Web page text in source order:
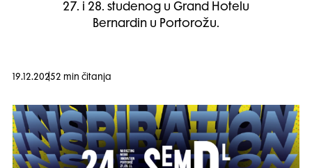
27. i 28. studenog u Grand Hotelu
Bernardin u Portorožu.
19.12.20252 min čitanja